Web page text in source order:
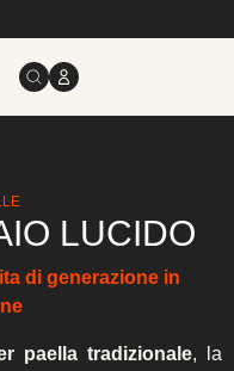
LUCIDO
di generazione in
paella tradizionale, la